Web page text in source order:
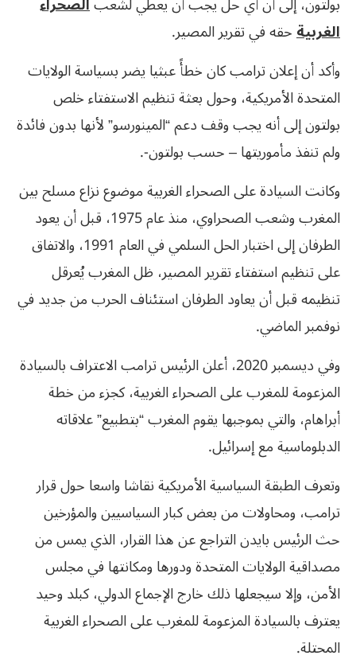
الغربيةحقه في تقرير المصير.
وأكد أن إعلان ترامب كان خطأً عبثيا يضر بسياسة الولايات
المتحدة الأمريكية، وحول بعثة تنظيم الاستفتاء خلص
بولتون إلى أنه يجب وقف دعم “المينورسو” لأنها بدون فائدة
ولم تنفذ مأموريتها – حسب بولتون-.
وكانت السيادة على الصحراء الغربية موضوع نزاع مسلح بين
المغرب وشعب الصحراوي، منذ عام 1975، قبل أن يعود
الطرفان إلى اختبار الحل السلمي في العام 1991، والاتفاق
على تنظيم استفتاء تقرير المصير، ظل المغرب يُعرقل
تنظيمه قبل أن يعاود الطرفان استئناف الحرب من جديد في
نوفمبر الماضي.
وفي ديسمبر 2020، أعلن الرئيس ترامب الاعتراف بالسيادة
المزعومة للمغرب على الصحراء الغربية، كجزء من خطة
أبراهام، والتي بموجبها يقوم المغرب “بتطبيع” علاقاته
الدبلوماسية مع إسرائيل.
وتعرف الطبقة السياسية الأمريكية نقاشا واسعا حول قرار
ترامب، ومحاولات من بعض كبار السياسيين والمؤرخين
حث الرئيس بايدن التراجع عن هذا القرار، الذي يمس من
مصداقية الولايات المتحدة ودورها ومكانتها في مجلس
الأمن، وإلا سيجعلها ذلك خارج الإجماع الدولي، كبلد وحيد
يعترف بالسيادة المزعومة للمغرب على الصحراء الغربية
المحتلة.